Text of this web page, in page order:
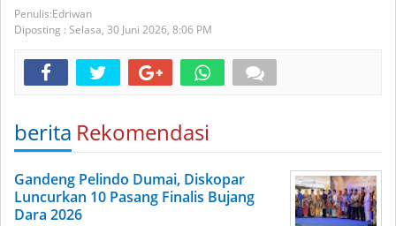
Edriwan
Diposting : Selasa, 30 Juni 2026, 8:06 PM
berita Rekomendasi
Gandeng Pelindo Dumai, Diskopar
Luncurkan 10 Pasang Finalis Bujang
Dara 2026